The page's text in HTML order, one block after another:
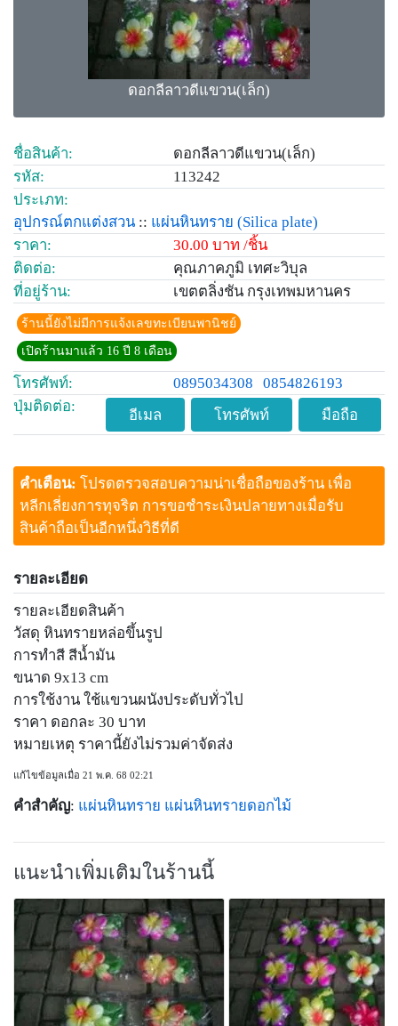
ดอกลีลาวดีแขวน(เล็ก)
ชื่อสินค้า:
ดอกลีลาวดีแขวน(เล็ก)
รหัส:
113242
ประเภท:
อุปกรณ์ตกแต่งสวน :: แผ่นหินทราย (Silica plate)
ราคา:
30.00 บาท /ชิ้น
ติดต่อ:
คุณภาคภูมิ เทศะวิบุล
ที่อยู่ร้าน:
เขตตลิ่งชัน กรุงเทพมหานคร
ร้านนี้ยังไม่มีการแจ้งเลขทะเบียนพานิชย์
เปิดร้านมาแล้ว 16 ปี 8 เดือน
โทรศัพท์: 0895034308
0854826193
ปุ่มติดต่อ:
อีเมล โทรศัพท์ มือถือ
คำเตือน: โปรดตรวจสอบความน่าเชื่อถือของร้าน เพื่อ
หลีกเลี่ยงการทุจริต การขอชำระเงินปลายทางเมื่อรับ
สินค้าถือเป็นอีกหนึ่งวิธีที่ดี
รายละเอียด
รายละเอียดสินค้า
วัสดุ หินทรายหล่อขึ้นรูป
การทำสี สีน้ำมัน
ขนาด 9x13 cm
การใช้งาน ใช้แขวนผนังประดับทั่วไป
ราคา ดอกละ 30 บาท
หมายเหตุ ราคานี้ยังไม่รวมค่าจัดส่ง
แก้ไขข้อมูลเมื่อ 21 พ.ค. 68 02:21
คำสำคัญ: แผ่นหินทราย แผ่นหินทรายดอกไม้
แนะนำเพิ่มเติมในร้านนี้